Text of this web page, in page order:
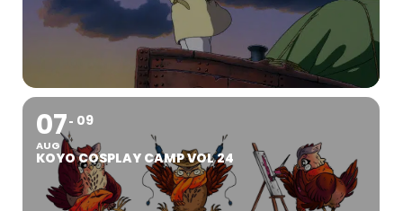
07
AUG
09
KOYO COSPLAY CAMP VOL 24